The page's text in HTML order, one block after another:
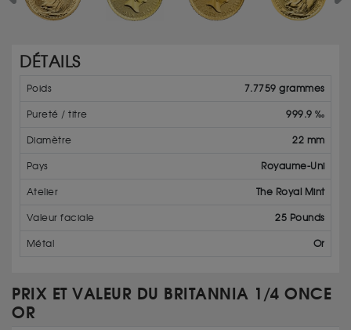
DÉTAILS
Poids 7.7759 grammes
Pureté / titre 999.9 ‰
Diamètre 22 mm
Pays Royaume-Uni
Atelier The Royal Mint
Valeur faciale 25 Pounds
Métal Or
PRIX ET VALEUR DU BRITANNIA 1/4 ONCE
OR